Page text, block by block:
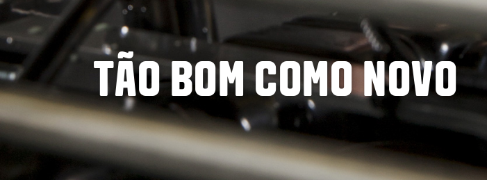
TÃO BOM COMO NOVO